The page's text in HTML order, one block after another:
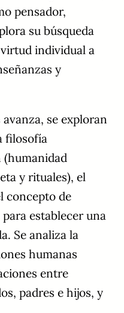
pensador,
su búsqueda
individual a
y
se exploran
filosofía
(humanidad
y rituales), el
concepto de
establecer una
Se analiza la
humanas
entre
padres e hijos, y